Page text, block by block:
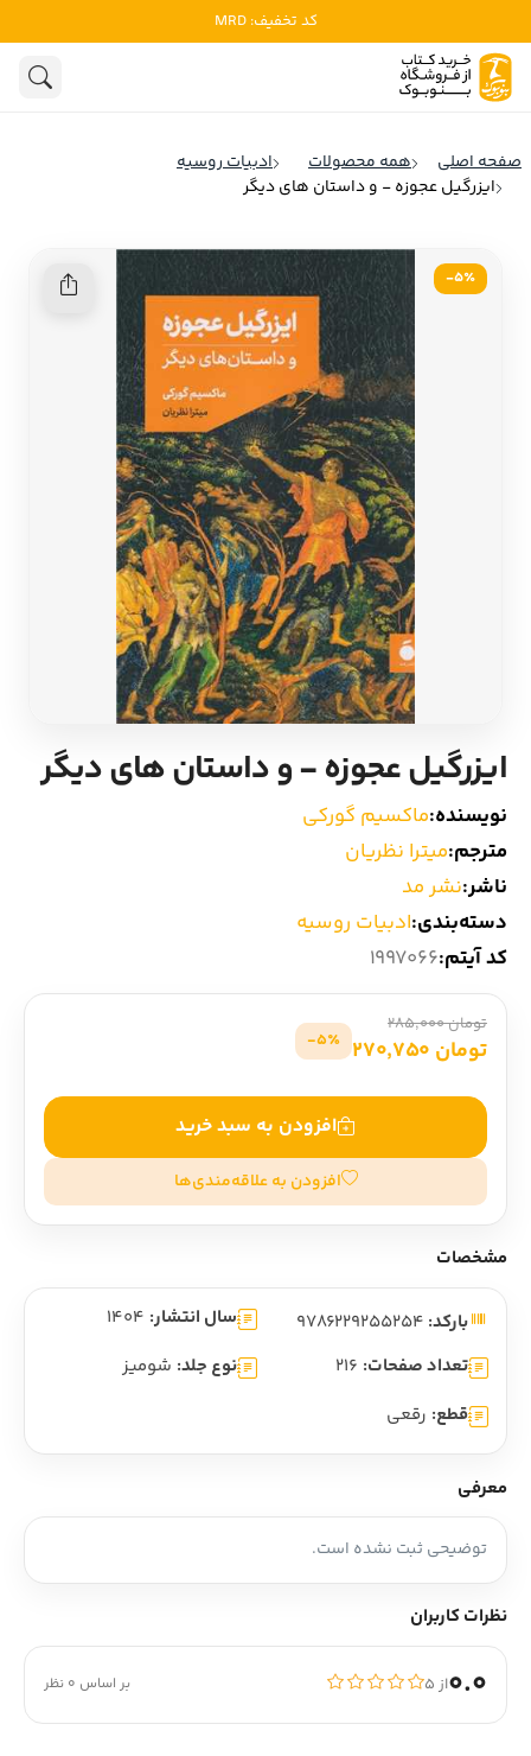
کد تخفیف: MRD
ادبیات
روانشناسی
تاریخ و سیاست
کودک و نوجوان
ادیان و اساطیر
ادبیات آمریکا
ادبیات فرانسه
ادبیات ایتالیا
ادبیات روسیه
ادبیات آمریکای لاتین
ادبیات آلمان
ادبیات ترکیه
ادبیات آسیا
سایر کشورهای اروپا
داستان کوتاه
شعر و متون کهن
ادبیات
صفحه اصلی همه محصولات
ادبیات روسیه
ایزرگیل عجوزه - و داستان های دیگر
5٪-
ایزرگیل عجوزه - و داستان های دیگر
نویسنده:ماکسیم گورکی
مترجم:میترا نظریان
ناشر:نشر مد
دسته‌بندی:ادبیات روسیه
کد آیتم:1997066
تومان 285,000
تومان 270,750 5٪-
افزودن به سبد خرید
افزودن به علاقه‌مندی‌ها
مشخصات
بارکد: سال انتشار: 1404
تعداد صفحات: 216 نوع جلد: شومیز
قطع: رقعی
معرفی
توضیحی ثبت نشده است.
نظرات کاربران
0.0از ۵ بر اساس 0 نظر